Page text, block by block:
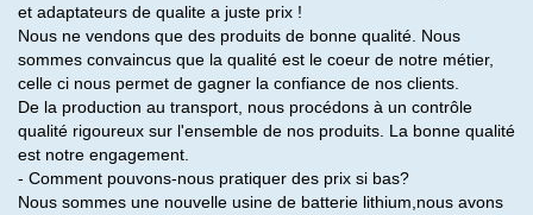
et adaptateurs de qualite a juste prix !
Nous ne vendons que des produits de bonne qualité. Nous
sommes convaincus que la qualité est le coeur de notre métier,
celle ci nous permet de gagner la confiance de nos clients.
De la production au transport, nous procédons à un contrôle
qualité rigoureux sur l'ensemble de nos produits. La bonne qualité
est notre engagement.
- Comment pouvons-nous pratiquer des prix si bas?
Nous sommes une nouvelle usine de batterie lithium,nous avons